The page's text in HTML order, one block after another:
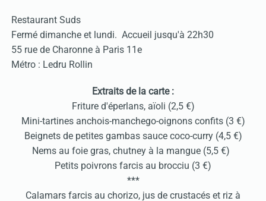
Restaurant Suds
Fermé dimanche et lundi. Accueil jusqu'à 22h30
55 rue de Charonne à Paris 11e
Métro : Ledru Rollin
Extraits de la carte :
Friture d'éperlans, aïoli (2,5 €)
Mini-tartines anchois-manchego-oignons confits (3 €)
Beignets de petites gambas sauce coco-curry (4,5 €)
Nems au foie gras, chutney à la mangue (5,5 €)
Petits poivrons farcis au brocciu (3 €)
***
Calamars farcis au chorizo, jus de crustacés et riz à